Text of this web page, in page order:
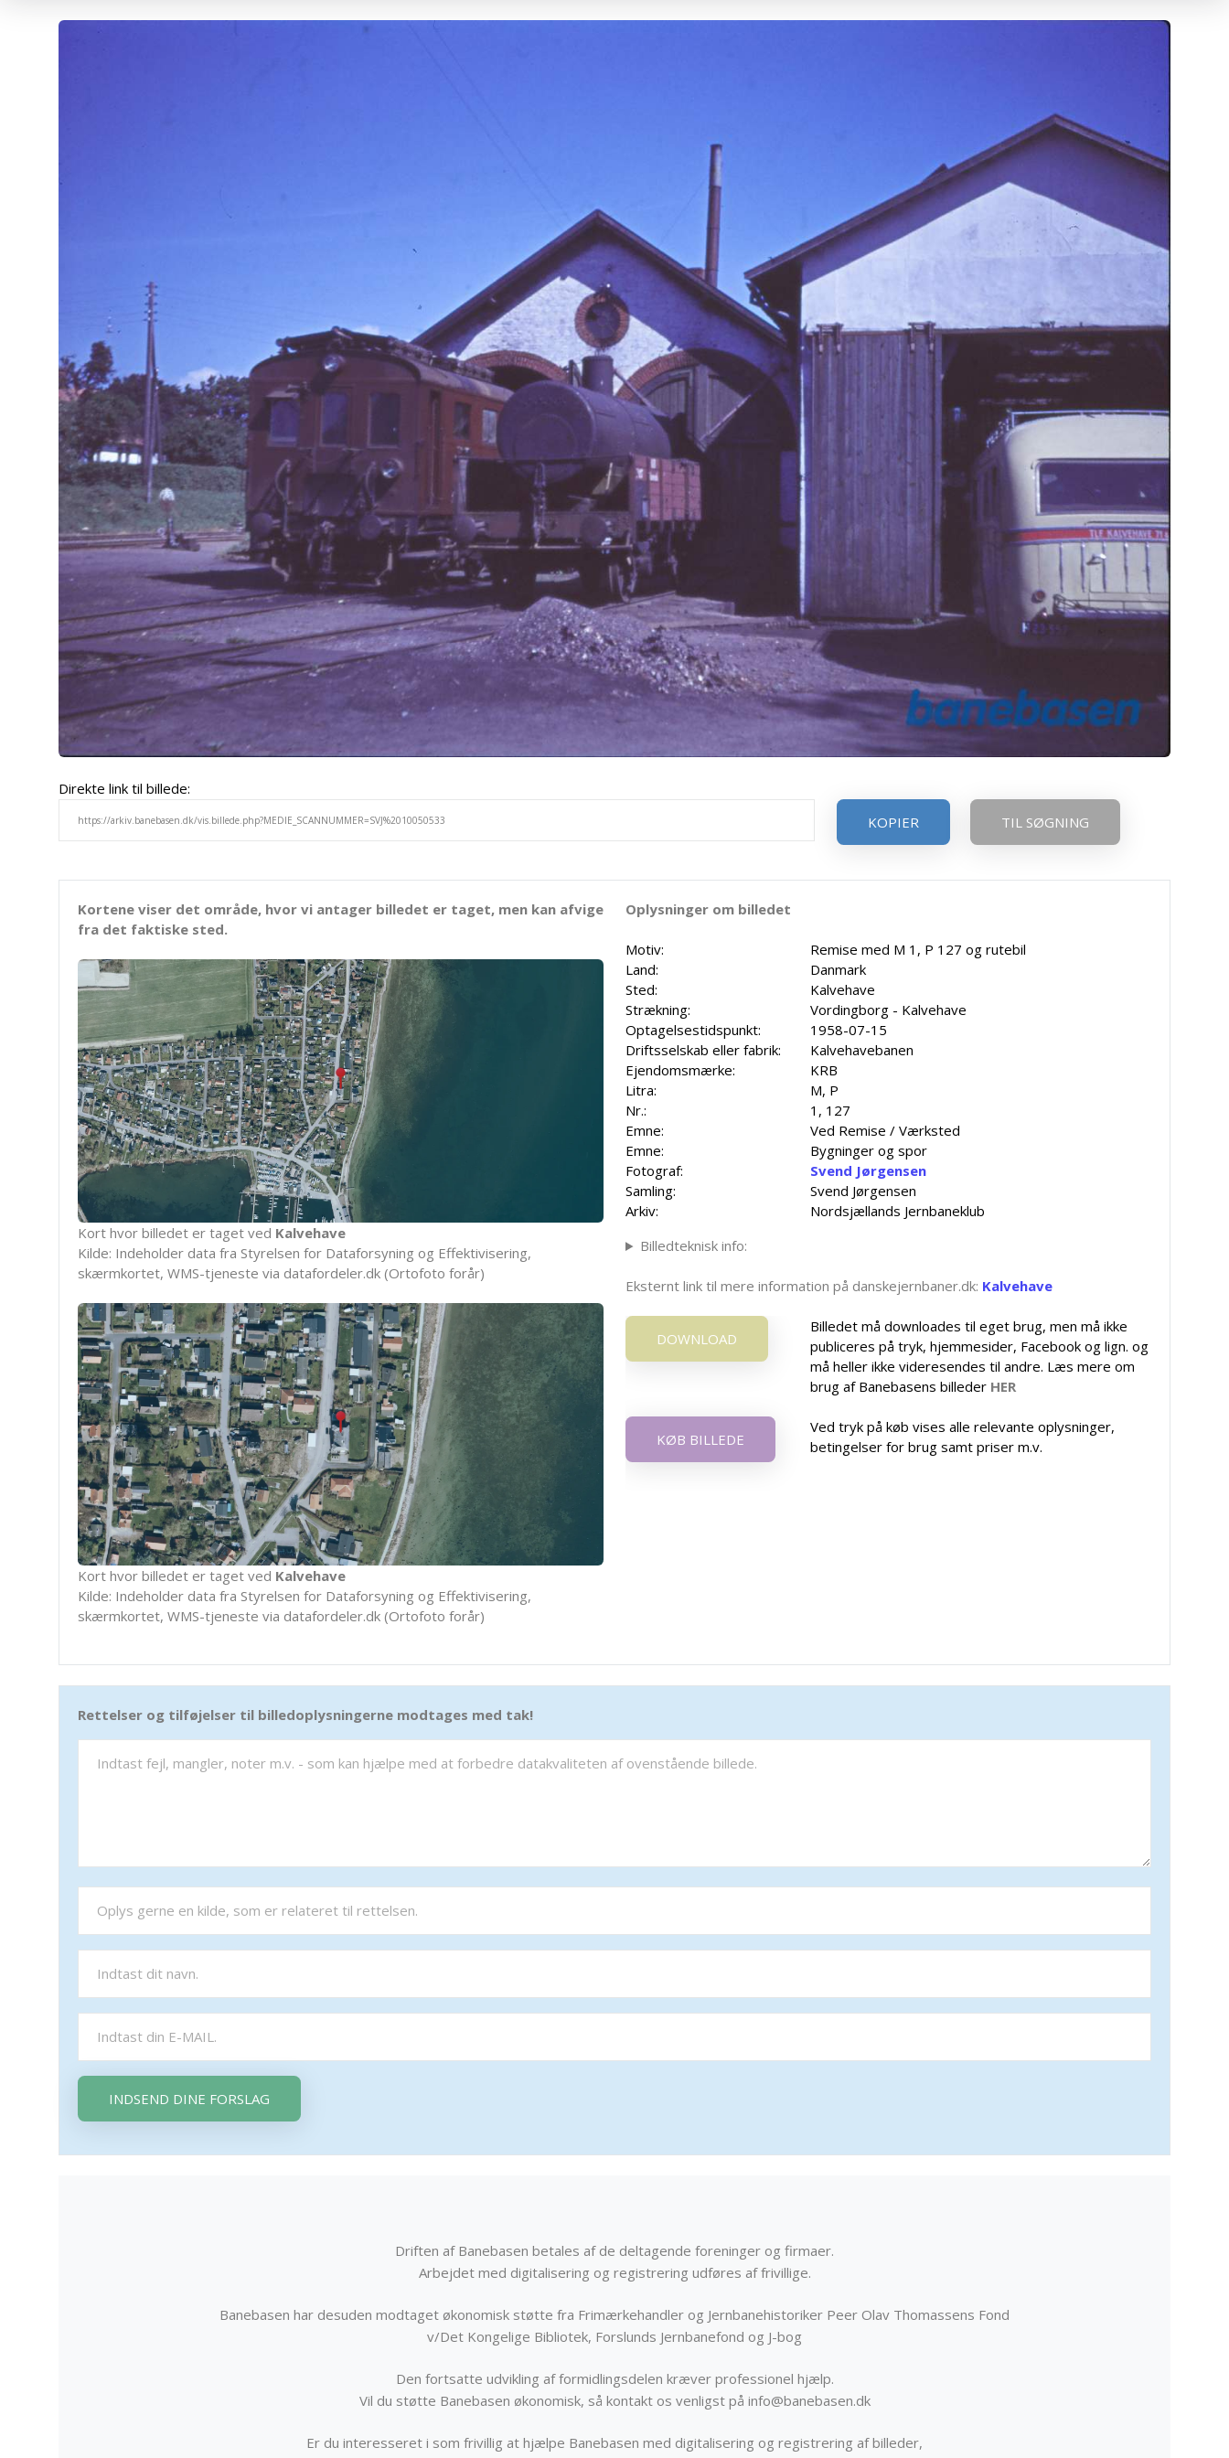
Direkte link til billede:
KOPIER
TIL SØGNING
Kortene viser det område, hvor vi antager billedet er taget, men kan afvige
fra det faktiske sted.
Kort hvor billedet er taget ved Kalvehave
Kilde: Indeholder data fra Styrelsen for Dataforsyning og Effektivisering,
skærmkortet, WMS-tjeneste via datafordeler.dk (Ortofoto forår)
Kort hvor billedet er taget ved Kalvehave
Kilde: Indeholder data fra Styrelsen for Dataforsyning og Effektivisering,
skærmkortet, WMS-tjeneste via datafordeler.dk (Ortofoto forår)
Oplysninger om billedet
Motiv:
Remise med M 1, P 127 og rutebil
Land:
Danmark
Sted:
Kalvehave
Strækning:
Vordingborg - Kalvehave
Optagelsestidspunkt:
1958-07-15
Driftsselskab eller fabrik:
Kalvehavebanen
Ejendomsmærke:
KRB
Litra:
M, P
Nr.:
1, 127
Emne:
Ved Remise / Værksted
Emne:
Bygninger og spor
Fotograf:
Svend Jørgensen
Samling:
Svend Jørgensen
Arkiv:
Nordsjællands Jernbaneklub
Billedteknisk info:
Eksternt link til mere information på danskejernbaner.dk: Kalvehave
DOWNLOAD
Billedet må downloades til eget brug, men må ikke
publiceres på tryk, hjemmesider, Facebook og lign. og
må heller ikke videresendes til andre. Læs mere om
brug af Banebasens billeder HER
KØB BILLEDE
Ved tryk på køb vises alle relevante oplysninger,
betingelser for brug samt priser m.v.
Rettelser og tilføjelser til billedoplysningerne modtages med tak!
INDSEND DINE FORSLAG
Driften af Banebasen betales af de deltagende foreninger og firmaer.
Arbejdet med digitalisering og registrering udføres af frivillige.
Banebasen har desuden modtaget økonomisk støtte fra Frimærkehandler og Jernbanehistoriker Peer Olav Thomassens Fond
v/Det Kongelige Bibliotek, Forslunds Jernbanefond og J-bog
Den fortsatte udvikling af formidlingsdelen kræver professionel hjælp.
Vil du støtte Banebasen økonomisk, så kontakt os venligst på info@banebasen.dk
Er du interesseret i som frivillig at hjælpe Banebasen med digitalisering og registrering af billeder,